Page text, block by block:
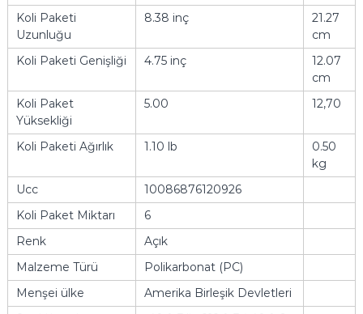
Koli Paketi
Uzunluğu
8.38 inç
21.27
cm
Koli Paketi Genişliği
4.75 inç
12.07
cm
Koli Paket
Yüksekliği
5.00 12,70
Koli Paketi Ağırlık 1.10 lb
0.50
kg
Ucc
10086876120926
Koli Paket Miktarı
6
Renk
Açık
Malzeme Türü
Polikarbonat (PC)
Menşei ülke
Amerika Birleşik Devletleri